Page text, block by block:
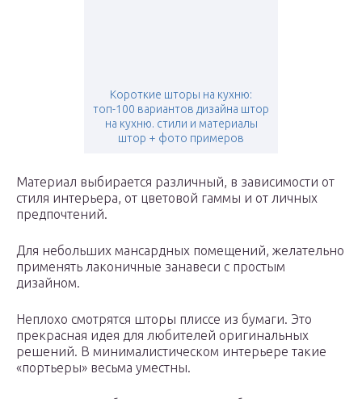
Короткие шторы на кухню:
топ-100 вариантов дизайна штор
на кухню. стили и материалы
штор + фото примеров
Материал выбирается различный, в зависимости от
стиля интерьера, от цветовой гаммы и от личных
предпочтений.
Для небольших мансардных помещений, желательно
применять лаконичные занавеси с простым
дизайном.
Неплохо смотрятся шторы плиссе из бумаги. Это
прекрасная идея для любителей оригинальных
решений. В минималистическом интерьере такие
«портьеры» весьма уместны.